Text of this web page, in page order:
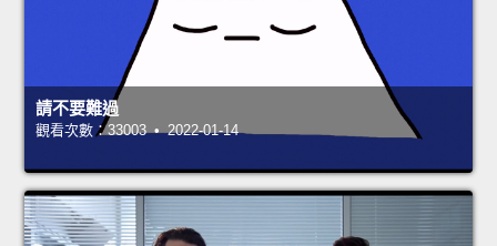
請不要難過
觀看次數：33003 • 2022-01-14